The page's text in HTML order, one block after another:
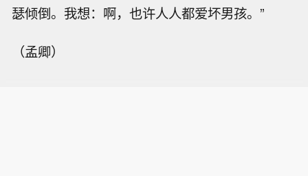
瑟倾倒。我想：啊，也许人人都爱坏男孩。”
（孟卿）